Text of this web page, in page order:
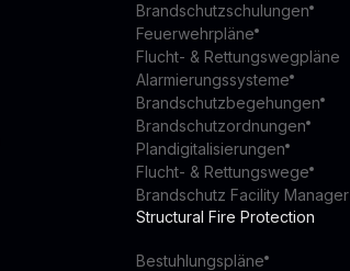
Brandschutzschulungen
Feuerwehrpläne
Flucht- & Rettungswegpläne
Alarmierungssysteme
Brandschutzbegehungen
Brandschutzordnungen
Plandigitalisierungen
Flucht- & Rettungswege
Brandschutz Facility Manager
Structural Fire Protection
Bestuhlungspläne